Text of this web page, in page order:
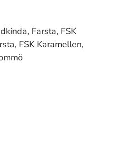
Farsta, FSK
FSK Karamellen,